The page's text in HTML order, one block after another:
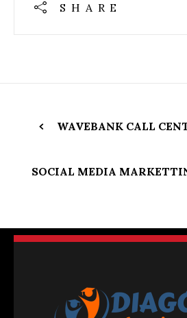
SHARE
WAVEBANK CALL
SOCIAL MEDIA